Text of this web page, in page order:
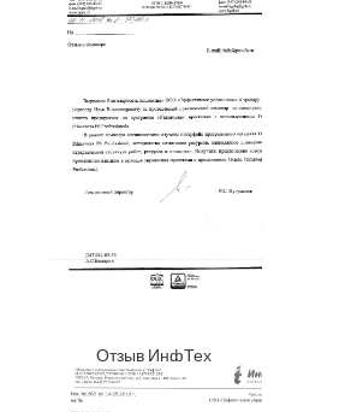
Отзыв ИнфТех